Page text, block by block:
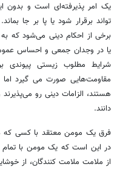
یک امر پذیرفته‌ای است و
تواند برقرار شود یا پا بر جا
برخی از احکام دینی می‌شود که
یا در وجدان جمعی و احساس
شرایط مطلوب زیستی پیوندی
مقاومت‌هایی صورت می گیرد
هستند، الزامات دینی رو
دانند.
فرق یک مومن معتقد با کسی که
در این است که یک مومن با
از ملامت ملامت کنندگان، از